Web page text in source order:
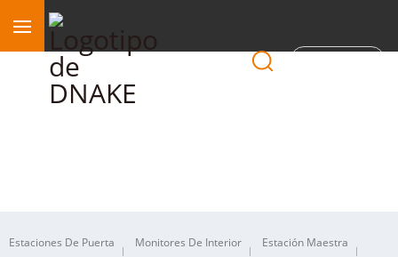
Estaciones De Puerta Monitores De Interior Estación Maestra